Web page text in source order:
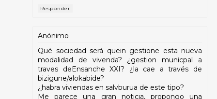
Responder
Anónimo
Qué sociedad será quein gestione esta nueva
modalidad de vivenda? ¿gestion municpal a
traves deEnsanche XXI? ¿la cae a través de
bizigune/alokabide?
¿habra viviendas en salvburua de este tipo?
Me parece una gran noticia, propongo una